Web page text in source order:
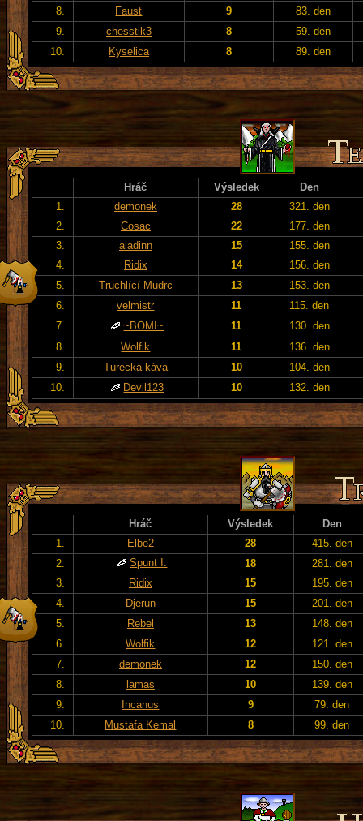
8.
Faust 9
83. den
9.
chesstik3 8
59. den
10.
Kyselica 8 89. den
Hráč Výsledek
Den
1.
demonek 28
321. den
2.
Cosac 22
177. den
3.
aladinn 15
155. den
4.
Ridix 14
156. den
5.
Truchlící Mudrc 13
153. den
6.
velmistr 11
115. den
7.
~BOMI~ 11
130. den
8.
Wolfik 11
136. den
9.
Turecká káva 10
104. den
10.
Devil123 10 132. den
Hráč Výsledek
Den
1.
Elbe2 28
415. den
2.
Spunt I. 18
281. den
3.
Ridix 15
195. den
4.
Djerun 15
201. den
5.
Rebel 13
148. den
6.
Wolfik 12
121. den
7.
demonek 12
150. den
8.
lamas 10
139. den
9.
Incanus 9
79. den
10.
Mustafa Kemal 8 99. den